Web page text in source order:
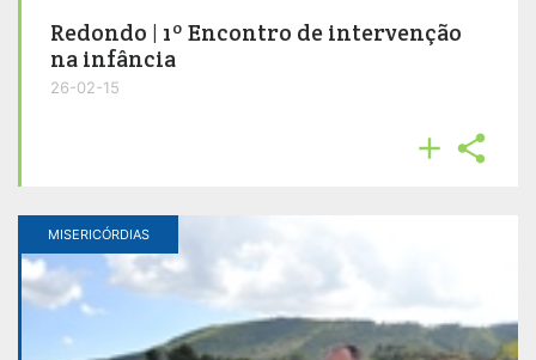
Redondo | 1º Encontro de intervenção
na infância
26-02-15
 
MISERICÓRDIAS